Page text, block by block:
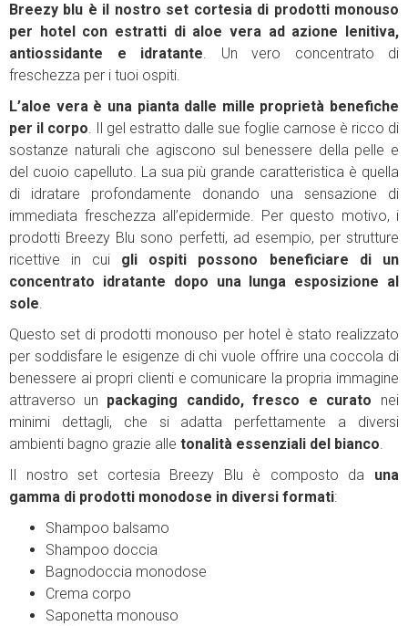
Breezy blu è il nostro set cortesia di prodotti monouso
per hotel con estratti di aloe vera ad azione lenitiva,
antiossidante e idratante. Un vero concentrato di
freschezza per i tuoi ospiti.
L’aloe vera è una pianta dalle mille proprietà benefiche
per il corpo. Il gel estratto dalle sue foglie carnose è ricco di
sostanze naturali che agiscono sul benessere della pelle e
del cuoio capelluto. La sua più grande caratteristica è quella
di idratare profondamente donando una sensazione di
immediata freschezza all’epidermide. Per questo motivo, i
prodotti Breezy Blu sono perfetti, ad esempio, per strutture
ricettive in cui gli ospiti possono beneficiare di un
concentrato idratante dopo una lunga esposizione al
sole.
Questo set di prodotti monouso per hotel è stato realizzato
per soddisfare le esigenze di chi vuole offrire una coccola di
benessere ai propri clienti e comunicare la propria immagine
attraverso un packaging candido, fresco e curato nei
minimi dettagli, che si adatta perfettamente a diversi
ambienti bagno grazie alle tonalità essenziali del bianco.
Il nostro set cortesia Breezy Blu è composto da una
gamma di prodotti monodose in diversi formati:
Shampoo balsamo
Shampoo doccia
Bagnodoccia monodose
Crema corpo
Saponetta monouso